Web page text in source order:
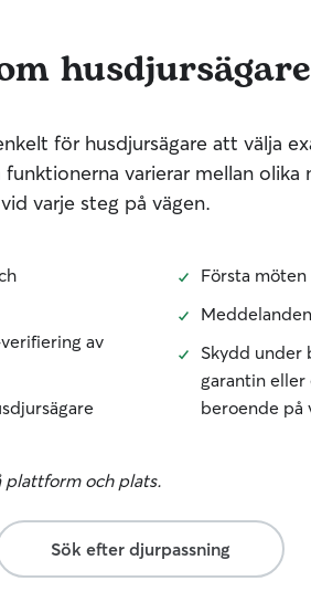
för husdjursägare att välja
varierar mellan olika
varje steg på vägen.
av
Första
Skydd under
garantin eller
beroende på
plattform och plats.
Sök efter djurpassning